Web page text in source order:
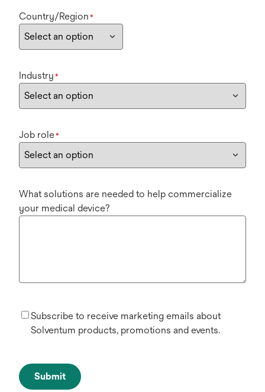
Country/Region *
Industry *
Job role*
What solutions are needed to help commercialize
your medical device?
Subscribe to receive marketing emails about
Solventum products, promotions and events.
Submit